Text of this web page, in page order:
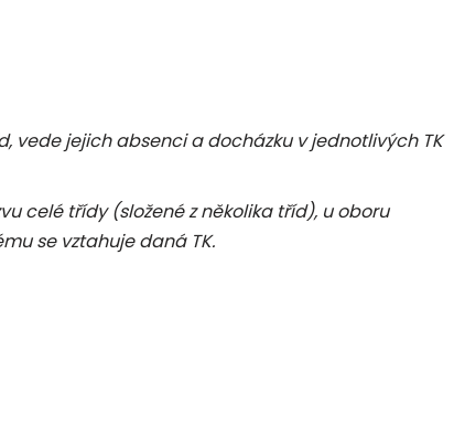
vede jejich absenci a docházku v jednotlivých TK
celé třídy (složené z několika tříd), u oboru
se vztahuje daná TK.